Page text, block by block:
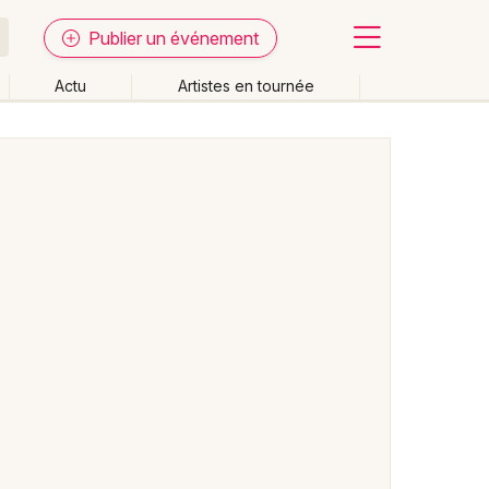
Publier un événement
Actu Artistes en tournée